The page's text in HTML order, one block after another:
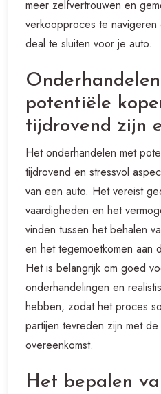
meer zelfvertrouwen en
verkoopproces te
deal te sluiten voor je auto.
potentiële
tijdrovend zijn
Het onderhandelen met
tijdrovend en stressvol
van een auto. Het vereist
vaardigheden en het
vinden tussen het behalen
en het tegemoetkomen aan
Het is belangrijk om goed
onderhandelingen en
hebben, zodat het proces
partijen tevreden zijn met de
overeenkomst.
Het bepalen